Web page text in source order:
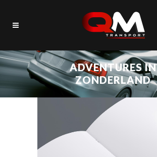
ADVENTURES IN
ZONDERLAND